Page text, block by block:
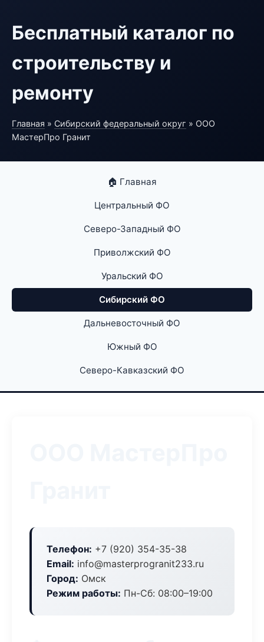
Бесплатный каталог по
строительству и
ремонту
Главная » Сибирский федеральный округ » ООО
МастерПро Гранит
🏠 Главная
Центральный ФО
Северо-Западный ФО
Приволжский ФО
Уральский ФО
Сибирский ФО
Дальневосточный ФО
Южный ФО
Северо-Кавказский ФО
Телефон: +7 (920) 354-35-38
Email: info@masterprogranit233.ru
Город: Омск
Режим работы: Пн-Сб: 08:00–19:00